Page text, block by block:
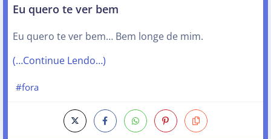
Eu quero te ver bem
Eu quero te ver bem… Bem longe de mim.
(…Continue Lendo…)
#fora